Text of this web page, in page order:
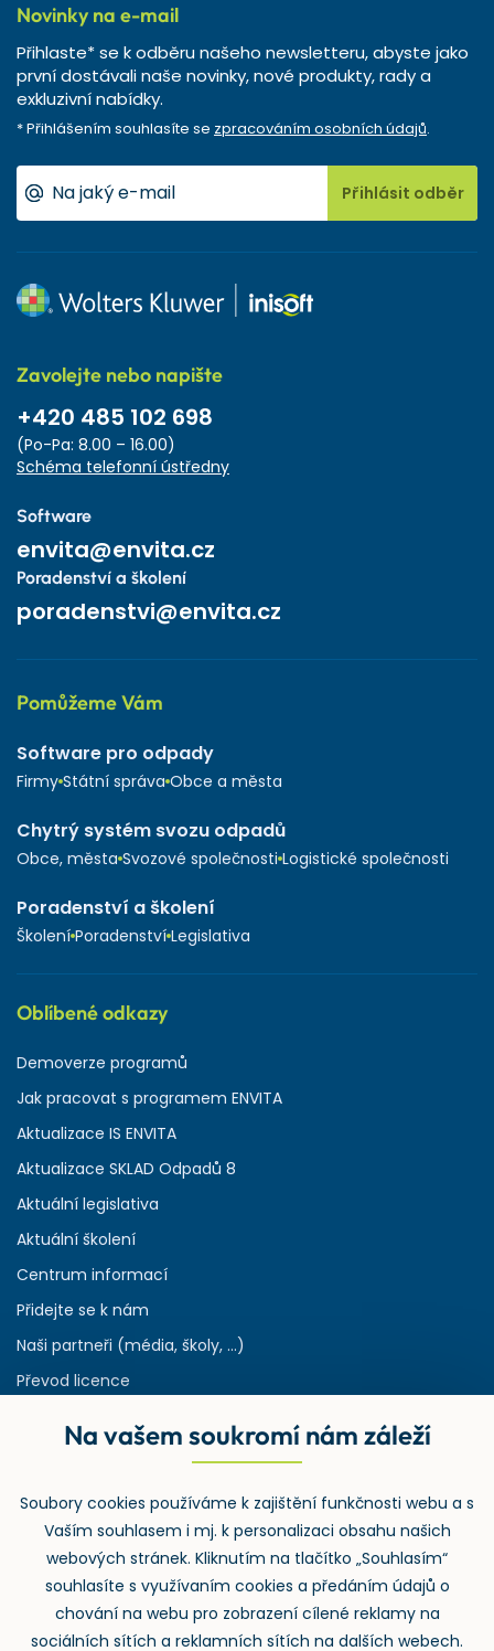
Novinky na e-mail
Přihlaste* se k odběru našeho newsletteru, abyste jako
první dostávali naše novinky, nové produkty, rady a
exkluzivní nabídky.
* Přihlášením souhlasíte se zpracováním osobních údajů.
Přihlásit odběr
Zavolejte nebo napište
+420 485 102 698
(Po-Pa: 8.00 – 16.00)
Schéma telefonní ústředny
Software
envita@envita.cz
Poradenství a školení
poradenstvi@envita.cz
Pomůžeme Vám
Software pro odpady
Firmy Státní správa Obce a města
Chytrý systém svozu odpadů
Obce, města Svozové společnosti Logistické společnosti
Poradenství a školení
Školení Poradenství Legislativa
Oblíbené odkazy
Demoverze programů
Jak pracovat s programem ENVITA
Aktualizace IS ENVITA
Aktualizace SKLAD Odpadů 8
Aktuální legislativa
Aktuální školení
Centrum informací
Přidejte se k nám
Naši partneři (média, školy, ...)
Převod licence
Rejstřík používaných zkratek v odpadech
Zpětný odběr
Na vašem soukromí nám záleží
Soubory cookies používáme k zajištění funkčnosti webu a s
Vaším souhlasem i mj. k personalizaci obsahu našich
webových stránek. Kliknutím na tlačítko „Souhlasím“
souhlasíte s využívaním cookies a předáním údajů o
chování na webu pro zobrazení cílené reklamy na
sociálních sítích a reklamních sítích na dalších webech.